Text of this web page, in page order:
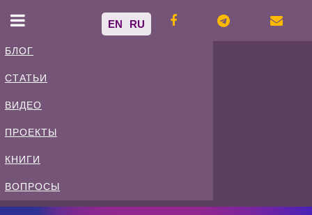
БЛОГ
СТАТЬИ
ВИДЕО
ПРОЕКТЫ
КНИГИ
ВОПРОСЫ
EN RU
Спиваковский
Блог